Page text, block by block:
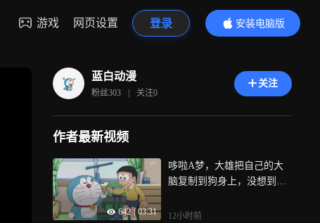
游戏 网页设置 登录
安装电脑版
内容更精彩
蓝白动漫
粉丝303 | 关注0
关注
作者最新视频
642 03:31
哆啦A梦，大雄把自己的大
脑复制到狗身上，没想到被
12小时前